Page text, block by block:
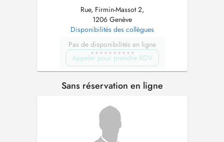
Rue, Firmin-Massot 2,
1206 Genève
Disponibilités des collègues
Pas de disponibilités en ligne
Appeler pour prendre RDV
Sans réservation en ligne